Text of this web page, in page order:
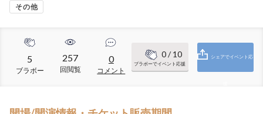
その他
5
ブラボー
257
回閲覧
0
コメント
0/ 10
ブラボーでイベント応援
シェアでイベント応